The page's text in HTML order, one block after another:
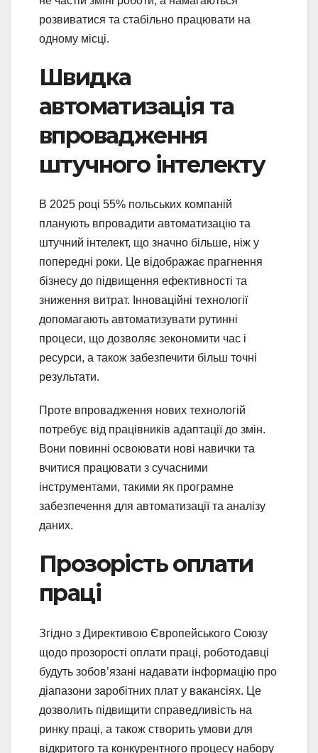
розвиватися та стабільно працювати на
одному місці.
Швидка
автоматизація та
впровадження
штучного інтелекту
В 2025 році 55% польських компаній
планують впровадити автоматизацію та
штучний інтелект, що значно більше, ніж у
попередні роки. Це відображає прагнення
бізнесу до підвищення ефективності та
зниження витрат. Інноваційні технології
допомагають автоматизувати рутинні
процеси, що дозволяє зекономити час і
ресурси, а також забезпечити більш точні
результати.
Проте впровадження нових технологій
потребує від працівників адаптації до змін.
Вони повинні освоювати нові навички та
вчитися працювати з сучасними
інструментами, такими як програмне
забезпечення для автоматизації та аналізу
даних.
Прозорість оплати
праці
Згідно з Директивою Європейського Союзу
щодо прозорості оплати праці, роботодавці
будуть зобов’язані надавати інформацію про
діапазони заробітних плат у вакансіях. Це
дозволить підвищити справедливість на
ринку праці, а також створить умови для
відкритого та конкурентного процесу набору